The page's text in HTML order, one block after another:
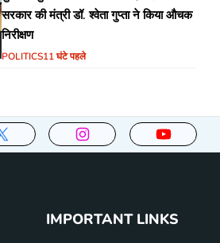
सरकार की मंत्री डॉ. श्वेता गुप्ता ने किया औचक
निरीक्षण
POLITICS11 घंटे पहले
IMPORTANT LINKS